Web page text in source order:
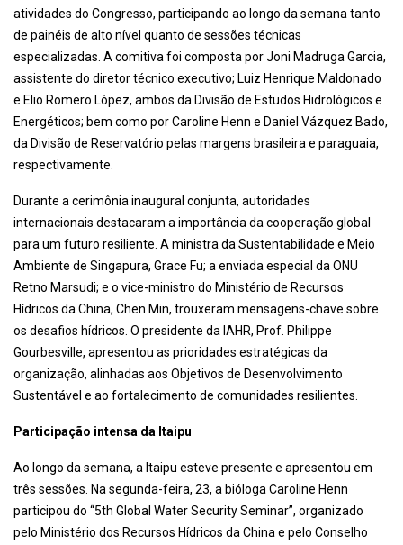
atividades do Congresso, participando ao longo da semana tanto
de painéis de alto nível quanto de sessões técnicas
especializadas. A comitiva foi composta por Joni Madruga Garcia,
assistente do diretor técnico executivo; Luiz Henrique Maldonado
e Elio Romero López, ambos da Divisão de Estudos Hidrológicos e
Energéticos; bem como por Caroline Henn e Daniel Vázquez Bado,
da Divisão de Reservatório pelas margens brasileira e paraguaia,
respectivamente.
Durante a cerimônia inaugural conjunta, autoridades
internacionais destacaram a importância da cooperação global
para um futuro resiliente. A ministra da Sustentabilidade e Meio
Ambiente de Singapura, Grace Fu; a enviada especial da ONU
Retno Marsudi; e o vice-ministro do Ministério de Recursos
Hídricos da China, Chen Min, trouxeram mensagens-chave sobre
os desafios hídricos. O presidente da IAHR, Prof. Philippe
Gourbesville, apresentou as prioridades estratégicas da
organização, alinhadas aos Objetivos de Desenvolvimento
Sustentável e ao fortalecimento de comunidades resilientes.
Participação intensa da Itaipu
Ao longo da semana, a Itaipu esteve presente e apresentou em
três sessões. Na segunda-feira, 23, a bióloga Caroline Henn
participou do “5th Global Water Security Seminar”, organizado
pelo Ministério dos Recursos Hídricos da China e pelo Conselho